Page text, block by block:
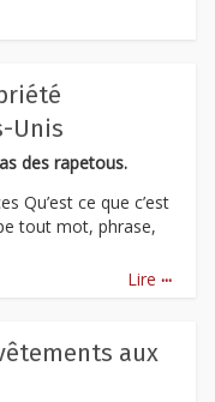
Unis
des rapetous.
Qu’est ce que c’est
tout mot, phrase,
Lire ...
aux